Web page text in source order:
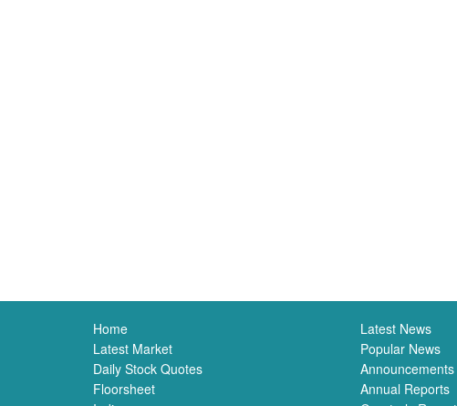
Home
Latest Market
Daily Stock Quotes
Floorsheet
Latest News
Popular News
Announcements
Annual Reports